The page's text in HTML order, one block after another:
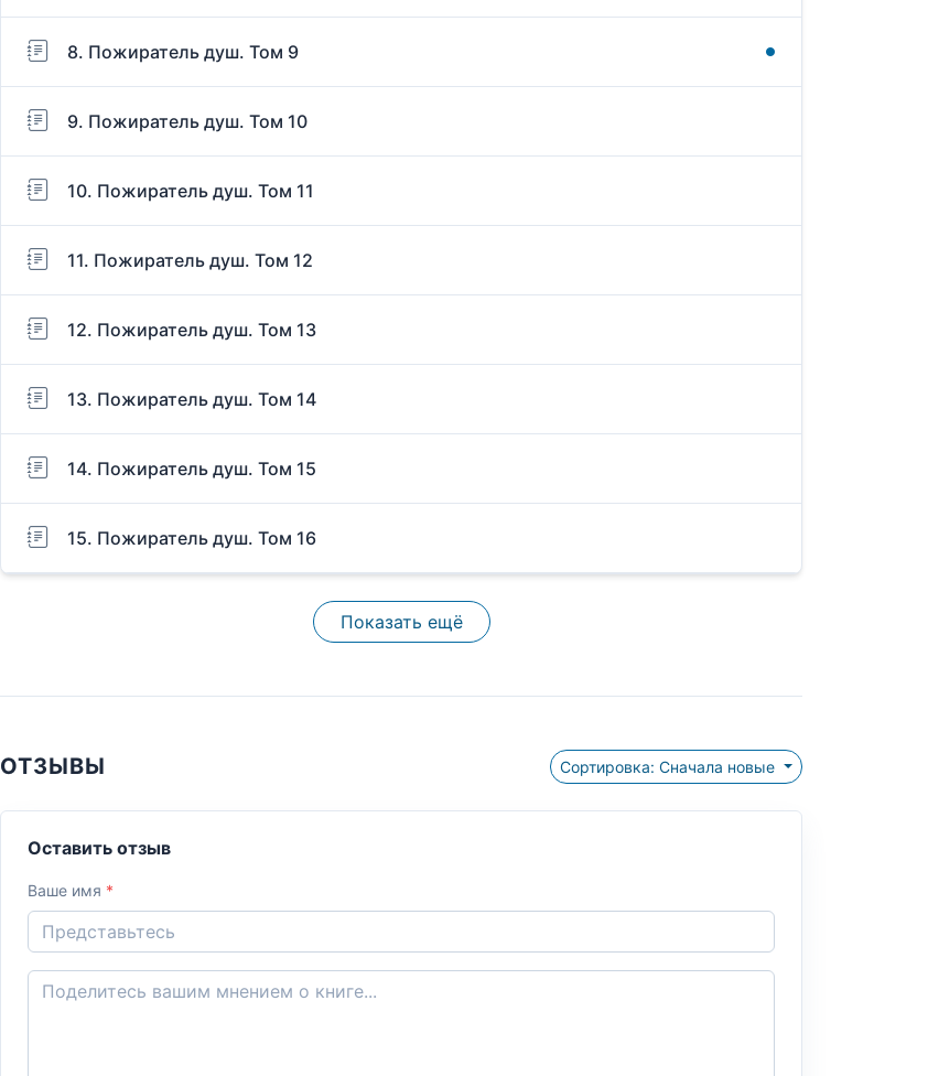
8. Пожиратель душ. Том 9
9. Пожиратель душ. Том 10
10. Пожиратель душ. Том 11
11. Пожиратель душ. Том 12
12. Пожиратель душ. Том 13
13. Пожиратель душ. Том 14
14. Пожиратель душ. Том 15
15. Пожиратель душ. Том 16
Показать ещё
ОТЗЫВЫ Сортировка: Сначала новые
Оставить отзыв
Ваше имя *